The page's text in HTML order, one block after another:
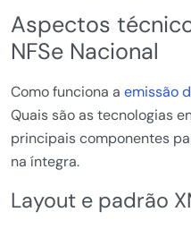
Aspectos
NFSe Nacional
Como funciona a emissão
Quais são as tecnologias
principais componentes
na íntegra.
Layout e padrão